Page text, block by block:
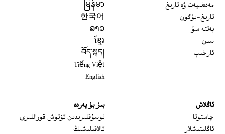
مەدەنىيەت ۋە تارىخ
تارىخ-بۈگۈن
يەتتە سۇ
سىن
ئارخىپ
မြန်မာ
한국어
ລາວ
ខ្មែរ
བོད་སྐད།
Tiếng Việt
English
ئاڭلاش
چاستوتا
ئاڭلىتىشلار
بىز بۇ يەردە
توسۇقلىرىدىن ئۆتۈش قوراللىرى
ئالاقىلىشىڭ